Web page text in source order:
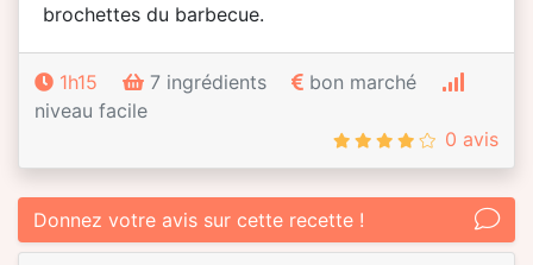
brochettes du barbecue.
1h15 7 ingrédients
bon marché
niveau facile
0 avis
Donnez votre avis sur cette recette !